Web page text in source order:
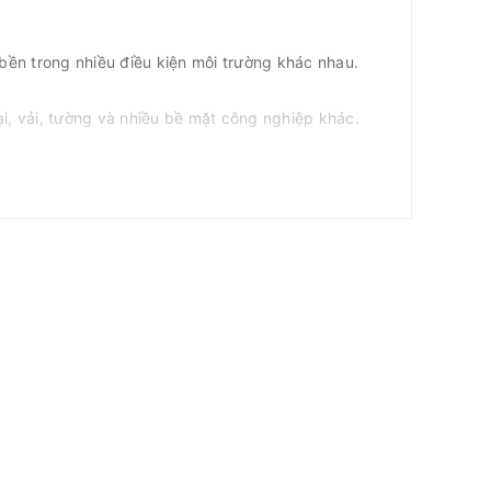
trong nhiều điều kiện môi trường khác nhau.
vải, tường và nhiều bề mặt công nghiệp khác.
được thiết kế chuyên dụng cho môi trường làm việc
đánh dấu, nhận diện vật liệu và ghi chú trong sản